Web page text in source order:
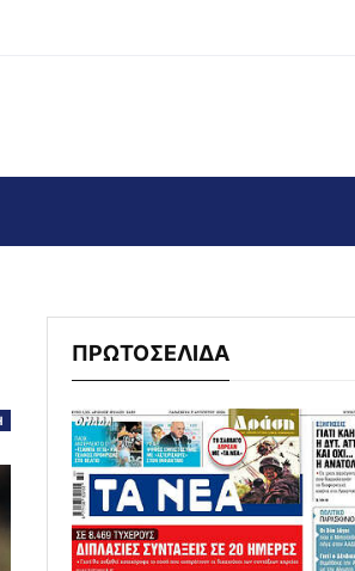
ΠΡΩΤΟΣΕΛΙΔΑ